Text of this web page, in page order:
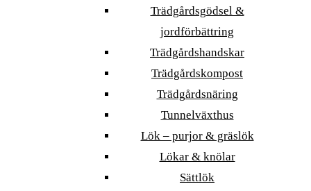
Trädgårdsgödsel &
jordförbättring
Trädgårdshandskar
Trädgårdskompost
Trädgårdsnäring
Tunnelväxthus
Lök – purjor & gräslök
Lökar & knölar
Sättlök